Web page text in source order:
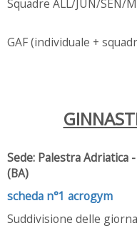
Squadre ALL/JUN/SEN/
GAF (individuale +
Sede: Palestra Adriatica
(BA)
scheda n°1 acrogym
Suddivisione delle